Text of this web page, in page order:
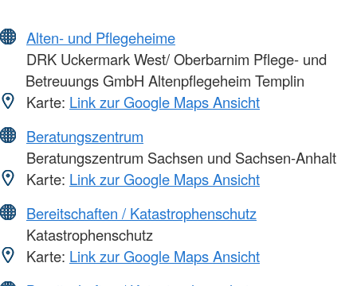
Alten- und Pflegeheime
DRK Uckermark West/ Oberbarnim Pflege- und
Betreuungs GmbH Altenpflegeheim Templin
Karte: Link zur Google Maps Ansicht
Beratungszentrum
Beratungszentrum Sachsen und Sachsen-Anhalt
Karte: Link zur Google Maps Ansicht
Bereitschaften / Katastrophenschutz
Katastrophenschutz
Karte: Link zur Google Maps Ansicht